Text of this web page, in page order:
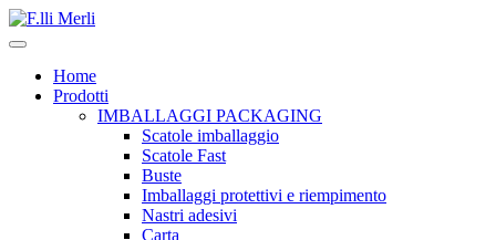
Home
Prodotti
IMBALLAGGI PACKAGING
Scatole imballaggio
Scatole Fast
Buste
Imballaggi protettivi e riempimento
Nastri adesivi
Carta